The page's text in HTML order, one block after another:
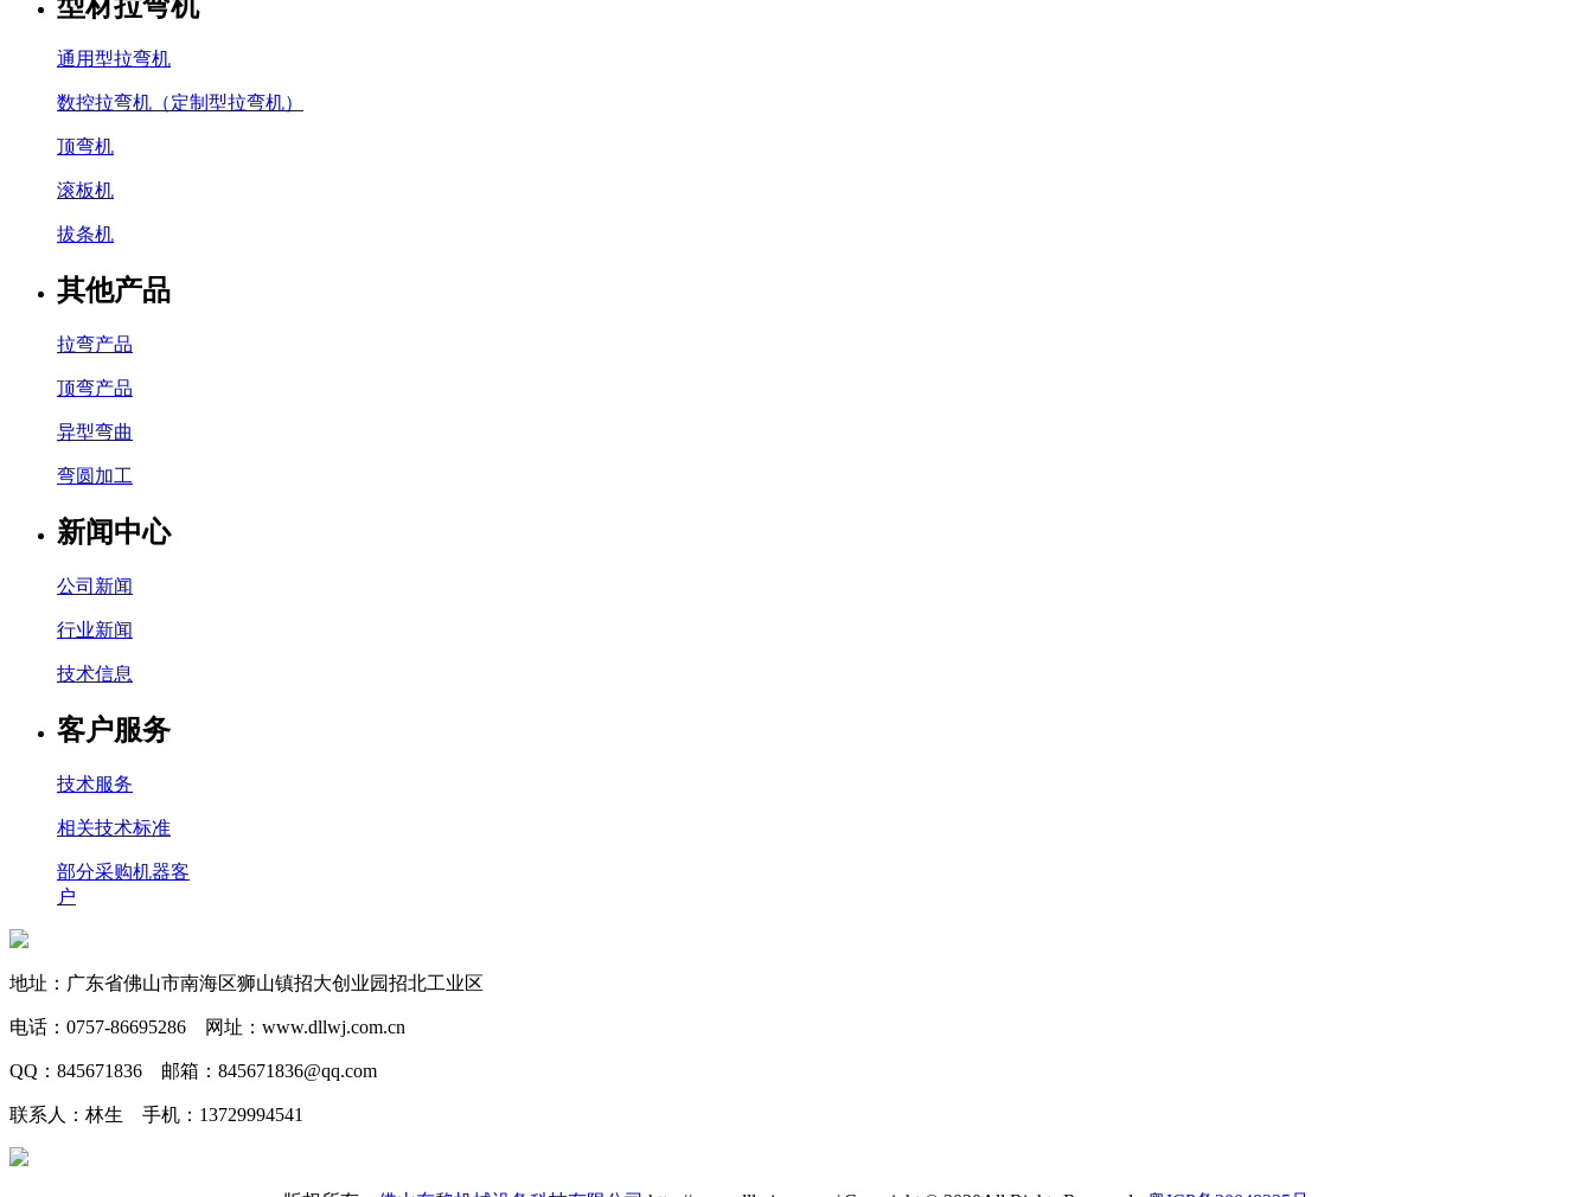
通用型拉弯机
数控拉弯机（定制型拉弯机）
顶弯机
滚板机
拔条机
其他产品
拉弯产品
顶弯产品
异型弯曲
弯圆加工
新闻中心
公司新闻
行业新闻
技术信息
客户服务
技术服务
相关技术标准
部分采购机器客
户
地址：广东省佛山市南海区狮山镇招大创业园招北工业区
电话：0757-86695286 网址：www.dllwj.com.cn
QQ：845671836 邮箱：845671836@qq.com
联系人：林生 手机：13729994541